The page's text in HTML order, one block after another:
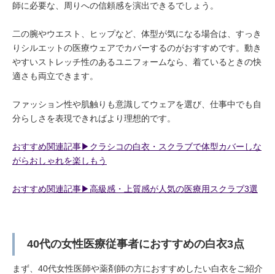
師に必要な、周りへの信頼感を演出できるでしょう。
二の腕やウエスト、ヒップなど、体型が気になる場合は、すっき
りシルエットの医療ウェアでカバーするのがおすすめです。動き
やすいストレッチ性のあるユニフォームなら、着ているときの快
適さも両立できます。
ファッション性や肌触りも意識してウェアを選び、仕事中でも自
分らしさを表現できればより理想的です。
おすすめ関連記事▶︎クラシコの白衣・スクラブで体型カバーしな
がらおしゃれを楽しもう
おすすめ関連記事▶︎高級感・上質感が人気の医療用スクラブ3選
40代の女性医療従事者におすすめの白衣3点
まず、40代女性医師や薬剤師の方におすすめしたい白衣をご紹介